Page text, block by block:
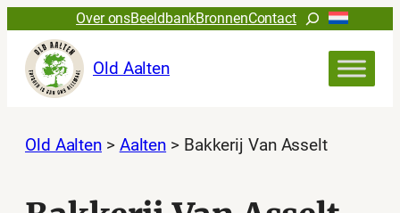
naar
inhoud
Over onsBeeldbankBronnenContactZoeken
Old Aalten
Old Aalten > Aalten > Bakkerij Van Asselt